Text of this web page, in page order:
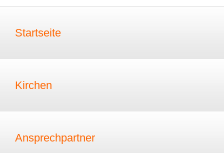
Startseite
Kirchen
Ansprechpartner